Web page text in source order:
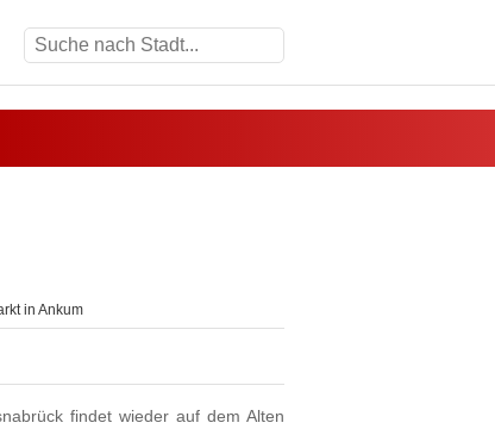
in Ankum
findet wieder auf dem Alten